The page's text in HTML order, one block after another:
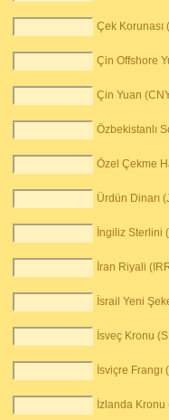
Çek Korunası
Çin Offshore
Çin Yuan
Özbekistanlı
Özel Çekme
Ürdün Dinarı
İngiliz Sterlini
İran Riyali
İsrail Yeni
İsveç Kronu
İsviçre Frangı
İzlanda Kronu